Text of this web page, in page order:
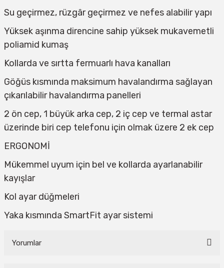
Su geçirmez, rüzgâr geçirmez ve nefes alabilir yapı
Yüksek aşınma direncine sahip yüksek mukavemetli
poliamid kumaş
Kollarda ve sırtta fermuarlı hava kanalları
Göğüs kısmında maksimum havalandırma sağlayan
çıkarılabilir havalandırma panelleri
2 ön cep, 1 büyük arka cep, 2 iç cep ve termal astar
üzerinde biri cep telefonu için olmak üzere 2 ek cep
ERGONOMİ
Mükemmel uyum için bel ve kollarda ayarlanabilir
kayışlar
Kol ayar düğmeleri
Yaka kısmında SmartFit ayar sistemi
Yorumlar